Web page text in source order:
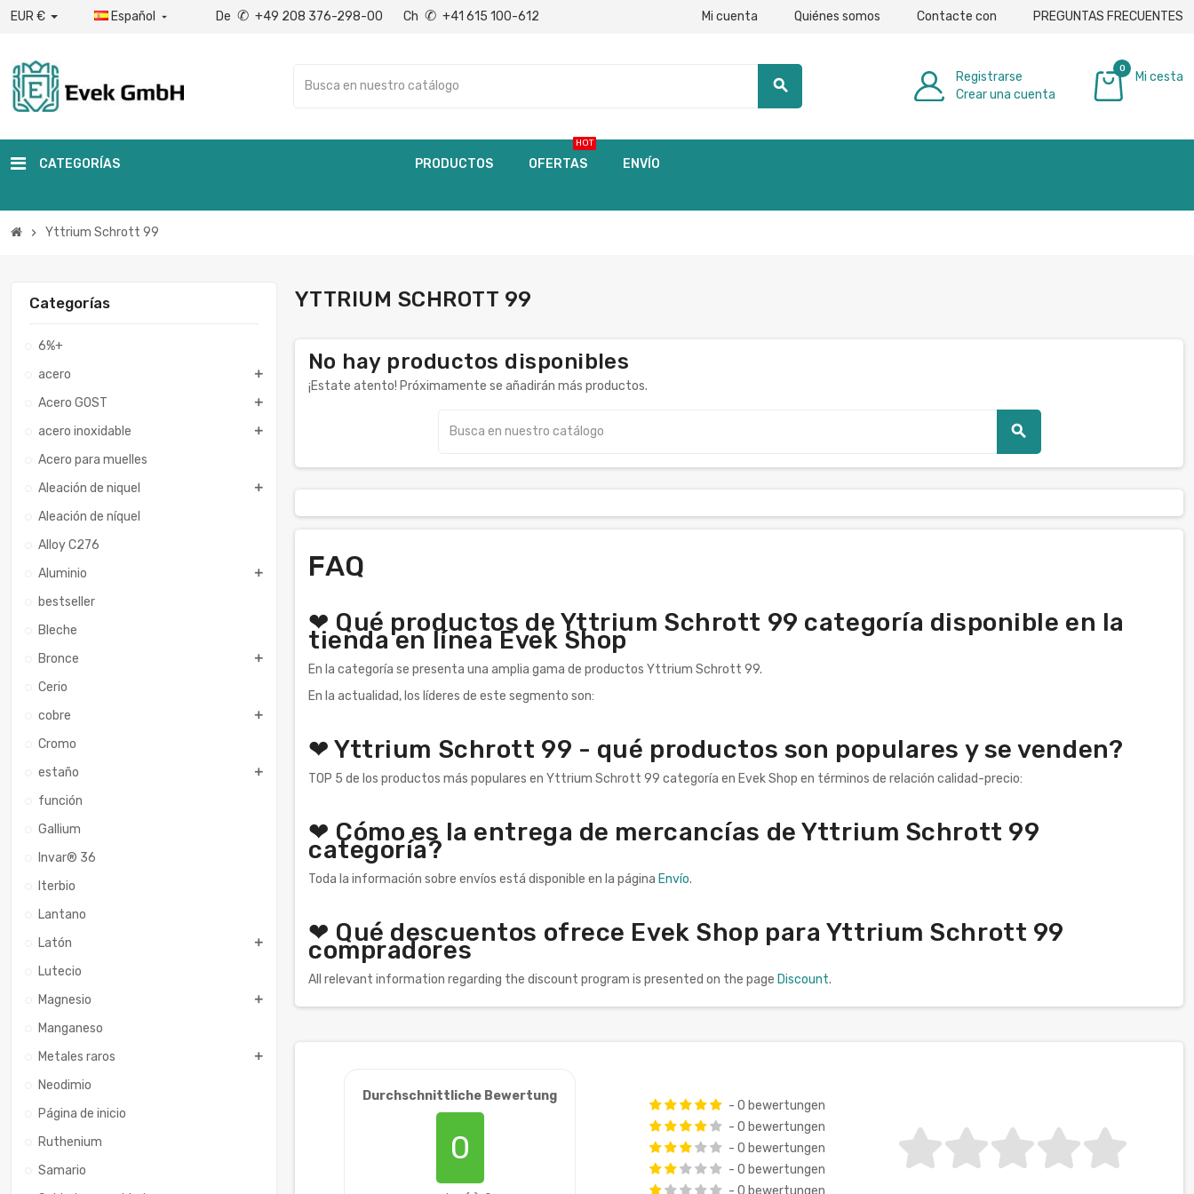
EUR € Español  De ✆ +49 208 376-298-00 Ch ✆ +41 615 100-612 Mi cuenta Quiénes somos Contacte con PREGUNTAS FRECUENTES
search
Registrarse
Crear una cuenta
0
Mi cesta
CATEGORÍAS PRODUCTOS OFERTAS
HOT
ENVÍO
chevron_right Yttrium Schrott 99
Categorías
6%+
acero
Acero GOST
acero inoxidable
Acero para muelles
Aleación de niquel
Aleación de níquel
Alloy C276
Aluminio
bestseller
Bleche
Bronce
Cerio
cobre
Cromo
estaño
función
Gallium
Invar® 36
Iterbio
Lantano
Latón
Lutecio
Magnesio
Manganeso
Metales raros
Neodimio
Página de inicio
Ruthenium
Samario
YTTRIUM SCHROTT 99
No hay productos disponibles
¡Estate atento! Próximamente se añadirán más productos.
search
FAQ
❤ Qué productos de Yttrium Schrott 99 categoría disponible en la
tienda en línea Evek Shop
En la categoría se presenta una amplia gama de productos Yttrium Schrott 99.
En la actualidad, los líderes de este segmento son:
❤ Yttrium Schrott 99 - qué productos son populares y se venden?
TOP 5 de los productos más populares en Yttrium Schrott 99 categoría en Evek Shop en términos de relación calidad-precio:
❤ Cómo es la entrega de mercancías de Yttrium Schrott 99
categoría?
Toda la información sobre envíos está disponible en la página Envío.
❤ Qué descuentos ofrece Evek Shop para Yttrium Schrott 99
compradores
All relevant information regarding the discount program is presented on the page Discount.
Durchschnittliche Bewertung
0
- 0 bewertungen
- 0 bewertungen
- 0 bewertungen
- 0 bewertungen
- 0 bewertungen